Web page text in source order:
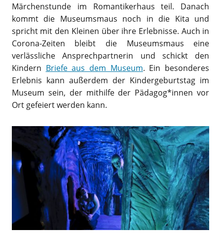
Märchenstunde im Romantikerhaus teil. Danach
kommt die Museumsmaus noch in die Kita und
spricht mit den Kleinen über ihre Erlebnisse. Auch in
Corona-Zeiten bleibt die Museumsmaus eine
verlässliche Ansprechpartnerin und schickt den
Kindern Briefe aus dem Museum. Ein besonderes
Erlebnis kann außerdem der Kindergeburtstag im
Museum sein, der mithilfe der Pädagog*innen vor
Ort gefeiert werden kann.